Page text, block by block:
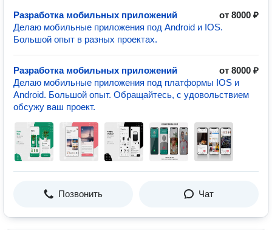
Разработка мобильных приложений
от 8000 ₽
Делаю мобильные приложения под Android и IOS.
Большой опыт в разных проектах.
Разработка мобильных приложений
от 8000 ₽
Делаю мобильные приложения под платформы IOS и
Android. Большой опыт. Обращайтесь, с удовольствием
обсужу ваш проект.
Позвонить Чат